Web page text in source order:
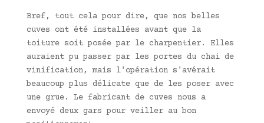
Bref, tout cela pour dire, que nos belles
cuves ont été installées avant que la
toiture soit posée par le charpentier. Elles
auraient pu passer par les portes du chai de
vinification, mais l'opération s'avérait
beaucoup plus délicate que de les poser avec
une grue. Le fabricant de cuves nous a
envoyé deux gars pour veiller au bon